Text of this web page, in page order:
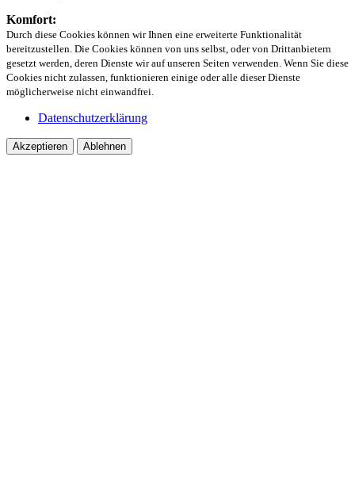
Komfort:
Durch diese Cookies können wir Ihnen eine erweiterte Funktionalität
bereitzustellen. Die Cookies können von uns selbst, oder von Drittanbietern
gesetzt werden, deren Dienste wir auf unseren Seiten verwenden. Wenn Sie diese
Cookies nicht zulassen, funktionieren einige oder alle dieser Dienste
möglicherweise nicht einwandfrei.
Datenschutzerklärung
Akzeptieren Ablehnen